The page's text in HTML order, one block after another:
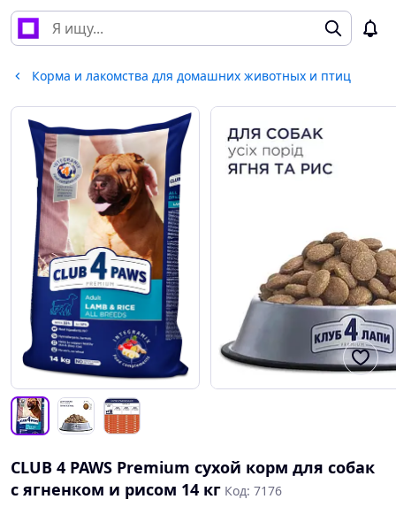
Корма и лакомства для домашних животных и птиц
CLUB 4 PAWS Premium сухой корм для собак
с ягненком и рисом 14 кг Код: 7176